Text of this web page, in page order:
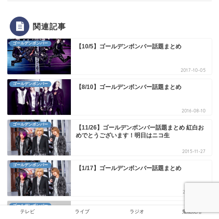
関連記事
ゴールデンボンバー 【10/5】ゴールデンボンバー話題まとめ
2017-10-05
ゴールデンボンバー 【8/10】ゴールデンボンバー話題まとめ
2016-08-10
ゴールデンボンバー
【11/26】ゴールデンボンバー話題まとめ 紅白お
めでとうございます！明日はニコ生
2015-11-27
ゴールデンボンバー 【1/17】ゴールデンボンバー話題まとめ
2016-01-18
ゴールデンボンバー
【速報】鬼龍院翔・あの最新機種、iPhone5sに
テレビ ライブ ラジオ 鬼龍院翔